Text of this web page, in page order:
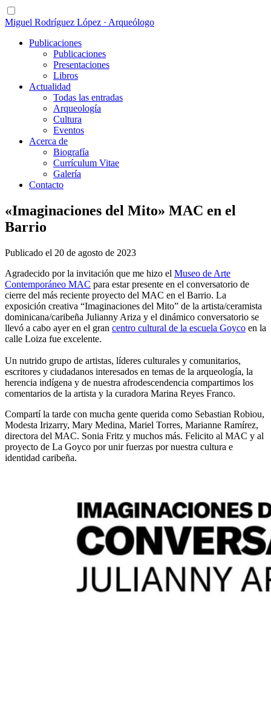
Miguel Rodríguez López · Arqueólogo
Publicaciones
Publicaciones
Presentaciones
Libros
Actualidad
Todas las entradas
Arqueología
Cultura
Eventos
Acerca de
Biografía
Currículum Vitae
Galería
Contacto
«Imaginaciones del Mito» MAC en el
Barrio
Publicado el 20 de agosto de 2023
Agradecido por la invitación que me hizo el Museo de Arte
Contemporáneo MAC para estar presente en el conversatorio de
cierre del más reciente proyecto del MAC en el Barrio. La
exposición creativa “Imaginaciones del Mito” de la artista/ceramista
dominicana/caribeña Julianny Ariza y el dinámico conversatorio se
llevó a cabo ayer en el gran centro cultural de la escuela Goyco en la
calle Loiza fue excelente.
Un nutrido grupo de artistas, líderes culturales y comunitarios,
escritores y ciudadanos interesados en temas de la arqueología, la
herencia indígena y de nuestra afrodescendencia compartimos los
comentarios de la artista y la curadora Marina Reyes Franco.
Compartí la tarde con mucha gente querida como Sebastian Robiou,
Modesta Irizarry, Mary Medina, Mariel Torres, Marianne Ramírez,
directora del MAC. Sonia Fritz y muchos más. Felicito al MAC y al
proyecto de La Goyco por unir fuerzas por nuestra cultura e
identidad caribeña.